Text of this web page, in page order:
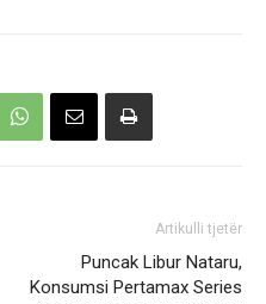
Artikulli tjetër
Puncak Libur Nataru,
Konsumsi Pertamax Series